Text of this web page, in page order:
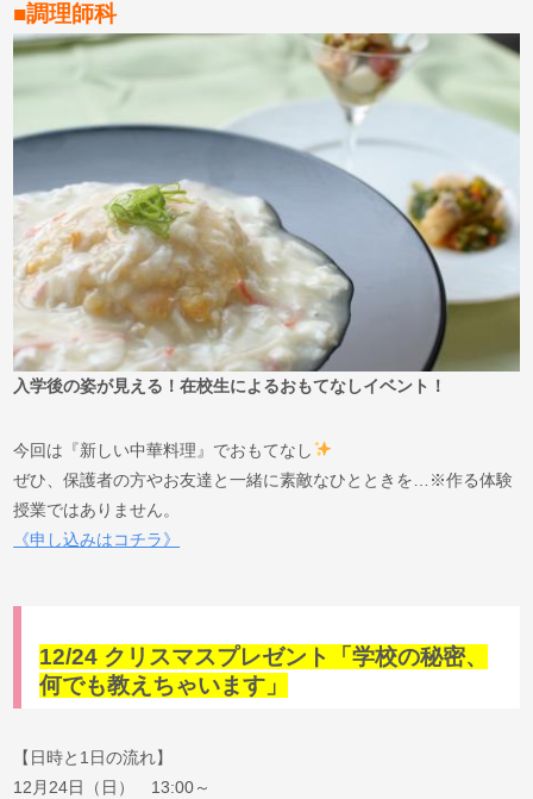
■調理師科
入学後の姿が見える！在校生によるおもてなしイベント！
今回は『新しい中華料理』でおもてなし
ぜひ、保護者の方やお友達と一緒に素敵なひとときを…※作る体験
授業ではありません。
《申し込みはコチラ》
12/24 クリスマスプレゼント「学校の秘密、
何でも教えちゃいます」
【日時と1日の流れ】
12月24日（日） 13:00～